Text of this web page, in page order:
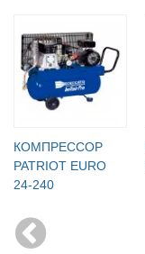
КОМПРЕССОР
PATRIOT EURO
24-240